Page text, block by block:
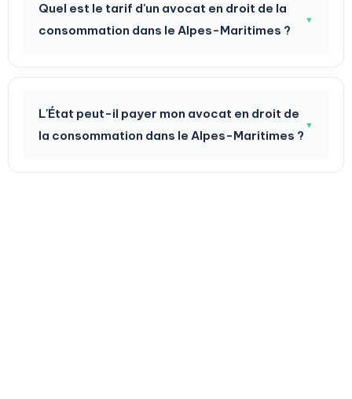
Quel est le tarif d'un avocat en droit de la
consommation dans le Alpes-Maritimes ?
▼
L'État peut-il payer mon avocat en droit de
la consommation dans le Alpes-Maritimes ?
▼